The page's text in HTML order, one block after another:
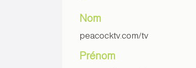
Nom
peacocktv.com/tv
Prénom